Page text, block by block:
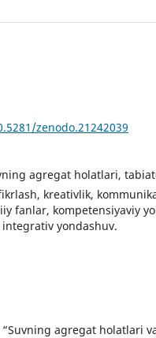
zenodo.21242039
agregat holatlari,
kreativlik,
fanlar, kompetensiyaviy
yondashuv.
agregat holatlari